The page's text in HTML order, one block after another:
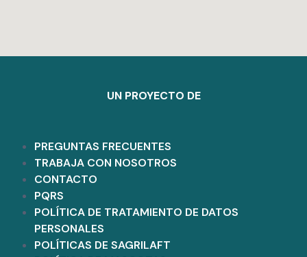
UN PROYECTO DE
PREGUNTAS FRECUENTES
TRABAJA CON NOSOTROS
CONTACTO
PQRS
POLÍTICA DE TRATAMIENTO DE DATOS
PERSONALES
POLÍTICAS DE SAGRILAFT